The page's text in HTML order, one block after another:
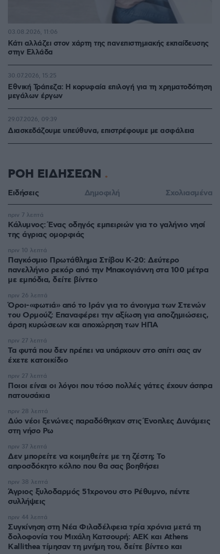
Κάτι αλλάζει στον χάρτη της πανεπιστημιακής εκπαίδευσης
στην Ελλάδα
03.08.2026, 11:06
Εθνική Τράπεζα: Η κορυφαία επιλογή για τη χρηματοδότηση
μεγάλων έργων
30.07.2026, 15:25
Διασκεδάζουμε υπεύθυνα, επιστρέφουμε με ασφάλεια
29.07.2026, 09:39
ΡΟΗ ΕΙΔΗΣΕΩΝ
Ειδήσεις Δημοφιλή Σχολιασμένα
Κάλυμνος: Ένας οδηγός εμπειριών για το γαλήνιο νησί
της άγριας ομορφιάς
πριν 7 λεπτά
Παγκόσμιο Πρωτάθλημα Στίβου Κ-20: Δεύτερο
πανελλήνιο ρεκόρ από την Μπακογιάννη στα 100 μέτρα
με εμπόδια, δείτε βίντεο
πριν 10 λεπτά
Όροι-«φωτιά» από το Ιράν για το άνοιγμα των Στενών
του Ορμούζ: Επαναφέρει την αξίωση για αποζημιώσεις,
άρση κυρώσεων και αποχώρηση των ΗΠΑ
πριν 26 λεπτά
Τα φυτά που δεν πρέπει να υπάρχουν στο σπίτι σας αν
έχετε κατοικίδιο
πριν 27 λεπτά
Ποιοι είναι οι λόγοι που τόσο πολλές γάτες έχουν άσπρα
πατουσάκια
πριν 27 λεπτά
Δύο νέοι ξενώνες παραδόθηκαν στις Ένοπλες Δυνάμεις
στη νήσο Ρω
πριν 28 λεπτά
Δεν μπορείτε να κοιμηθείτε με τη ζέστη; Το
απροσδόκητο κόλπο που θα σας βοηθήσει
πριν 37 λεπτά
Άγριος ξυλοδαρμός 51χρονου στο Ρέθυμνο, πέντε
συλλήψεις
πριν 38 λεπτά
Συγκίνηση στη Νέα Φιλαδέλφεια τρία χρόνια μετά τη
δολοφονία του Μιχάλη Κατσουρή: ΑΕΚ και Athens
Kallithea τίμησαν τη μνήμη του, δείτε βίντεο και
πριν 44 λεπτά